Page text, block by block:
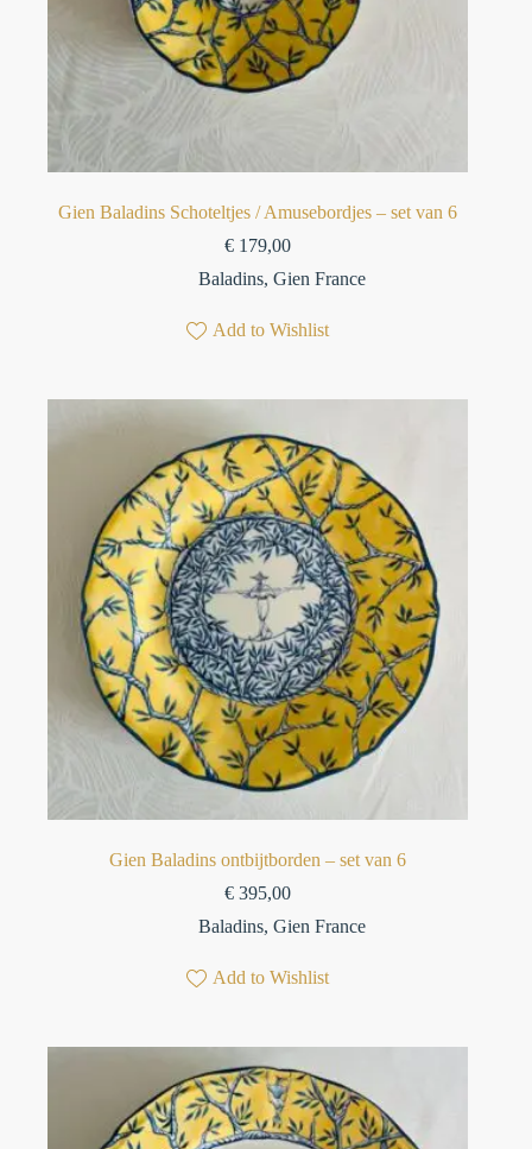
Gien Baladins Schoteltjes / Amusebordjes – set van 6
€ 179,00
Baladins, Gien France
Add to Wishlist
Gien Baladins ontbijtborden – set van 6
€ 395,00
Baladins, Gien France
Add to Wishlist